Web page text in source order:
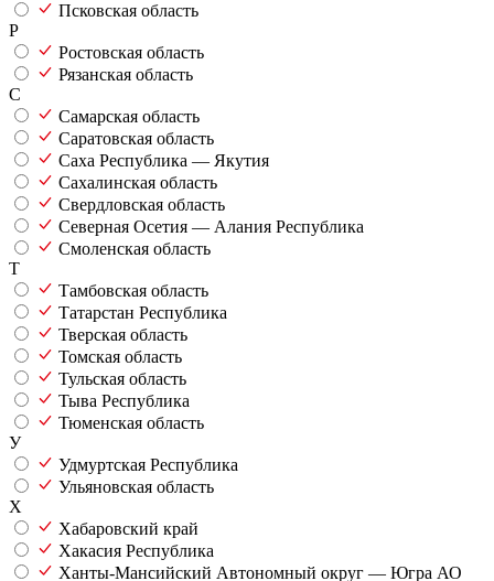
Псковская область
Р
Ростовская область
Рязанская область
С
Самарская область
Саратовская область
Саха Республика — Якутия
Сахалинская область
Свердловская область
Северная Осетия — Алания Республика
Смоленская область
Т
Тамбовская область
Татарстан Республика
Тверская область
Томская область
Тульская область
Тыва Республика
Тюменская область
У
Удмуртская Республика
Ульяновская область
Х
Хабаровский край
Хакасия Республика
Ханты-Мансийский Автономный округ — Югра АО